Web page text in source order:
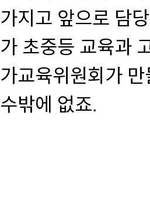
가지고 앞으로 담
가 초중등 교육과
가교육위원회가
수밖에 없죠.